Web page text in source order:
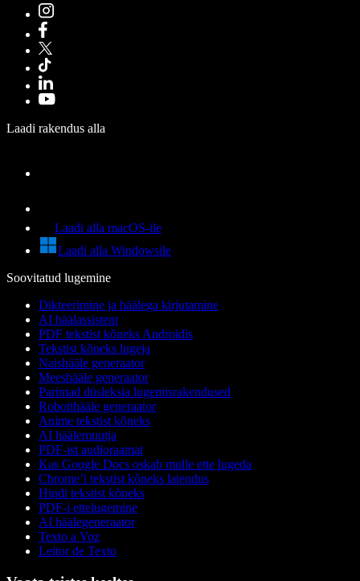
Laadi rakendus alla
Laadi alla macOS-ile
Laadi alla Windowsile
Soovitatud lugemine
Dikteerimine ja häälega kirjutamine
AI häälassistent
PDF tekstist kõneks Androidis
Tekstist kõneks lugeja
Naishääle generaator
Meeshääle generaator
Parimad düsleksia lugemisrakendused
Robotihääle generaator
Anime tekstist kõneks
AI häälemuutja
PDF-ist audioraamat
Kas Google Docs oskab mulle ette lugeda
Chrome’i tekstist kõneks laiendus
Hindi tekstist kõneks
PDF-i ettelugemine
AI häälegeneraator
Texto a Voz
Leitor de Texto